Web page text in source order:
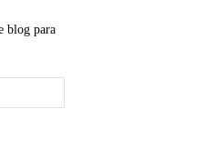
blog para